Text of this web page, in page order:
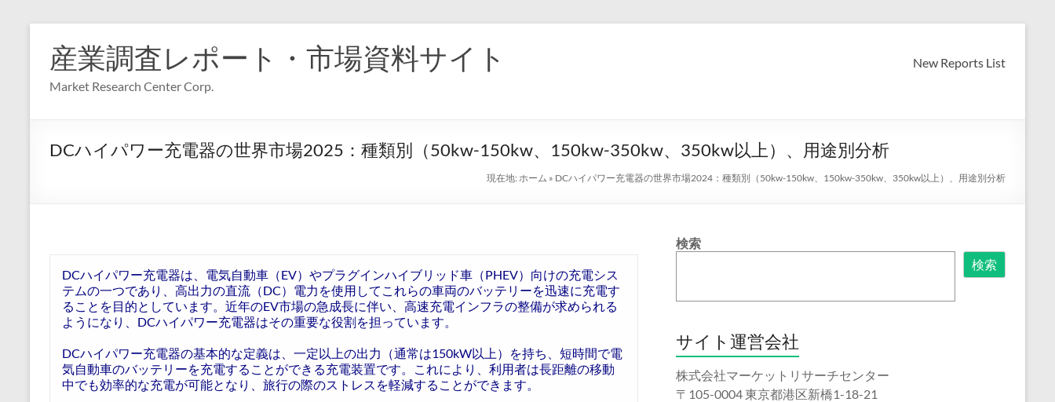
産業調査レポート・市場資料サイト
Market Research Center Corp.
New Reports List
DCハイパワー充電器の世界市場2025：種類別（50kw-150kw、150kw-350kw、350kw以上）、用途別分析
現在地: ホーム » DCハイパワー充電器の世界市場2024：種類別（50kw-150kw、150kw-350kw、350kw以上）、用途別分析
DCハイパワー充電器は、電気自動車（EV）やプラグインハイブリッド車（PHEV）向けの充電シス
テムの一つであり、高出力の直流（DC）電力を使用してこれらの車両のバッテリーを迅速に充電す
ることを目的としています。近年のEV市場の急成長に伴い、高速充電インフラの整備が求められる
ようになり、DCハイパワー充電器はその重要な役割を担っています。
DCハイパワー充電器の基本的な定義は、一定以上の出力（通常は150kW以上）を持ち、短時間で電
気自動車のバッテリーを充電することができる充電装置です。これにより、利用者は長距離の移動
中でも効率的な充電が可能となり、旅行の際のストレスを軽減することができます。
検索
検索
サイト運営会社
株式会社マーケットリサーチセンター
〒105-0004 東京都港区新橋1-18-21